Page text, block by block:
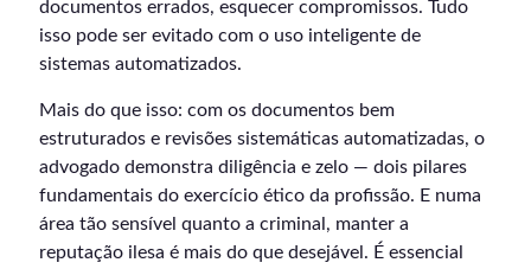
documentos errados, esquecer compromissos. Tudo
isso pode ser evitado com o uso inteligente de
sistemas automatizados.
Mais do que isso: com os documentos bem
estruturados e revisões sistemáticas automatizadas, o
advogado demonstra diligência e zelo — dois pilares
fundamentais do exercício ético da profissão. E numa
área tão sensível quanto a criminal, manter a
reputação ilesa é mais do que desejável. É essencial